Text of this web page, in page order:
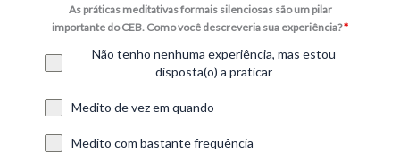
As práticas meditativas formais silenciosas são um pilar
importante do CEB. Como você descreveria sua experiência?*
Não tenho nenhuma experiência, mas estou
disposta(o) a praticar
Medito de vez em quando
Medito com bastante frequência